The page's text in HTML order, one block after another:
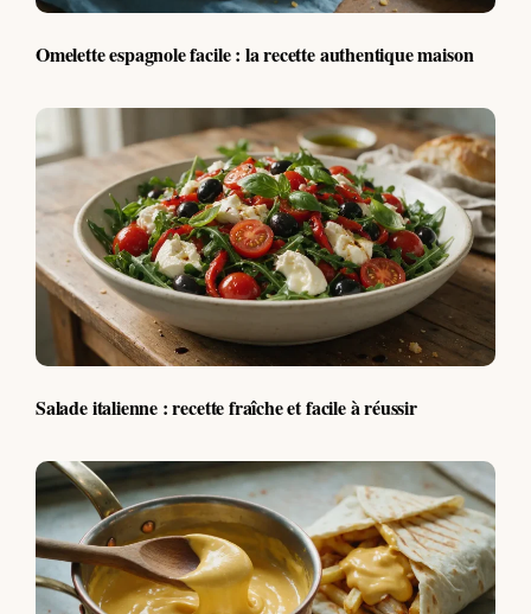
Omelette espagnole facile : la recette authentique maison
Salade italienne : recette fraîche et facile à réussir